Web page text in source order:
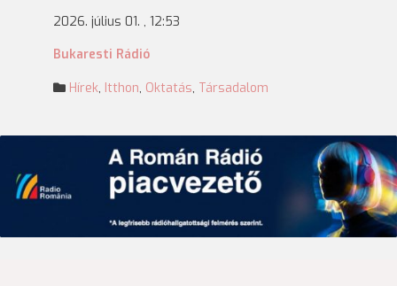
2026. július 01. , 12:53
Bukaresti Rádió
Hírek, Itthon, Oktatás, Társadalom